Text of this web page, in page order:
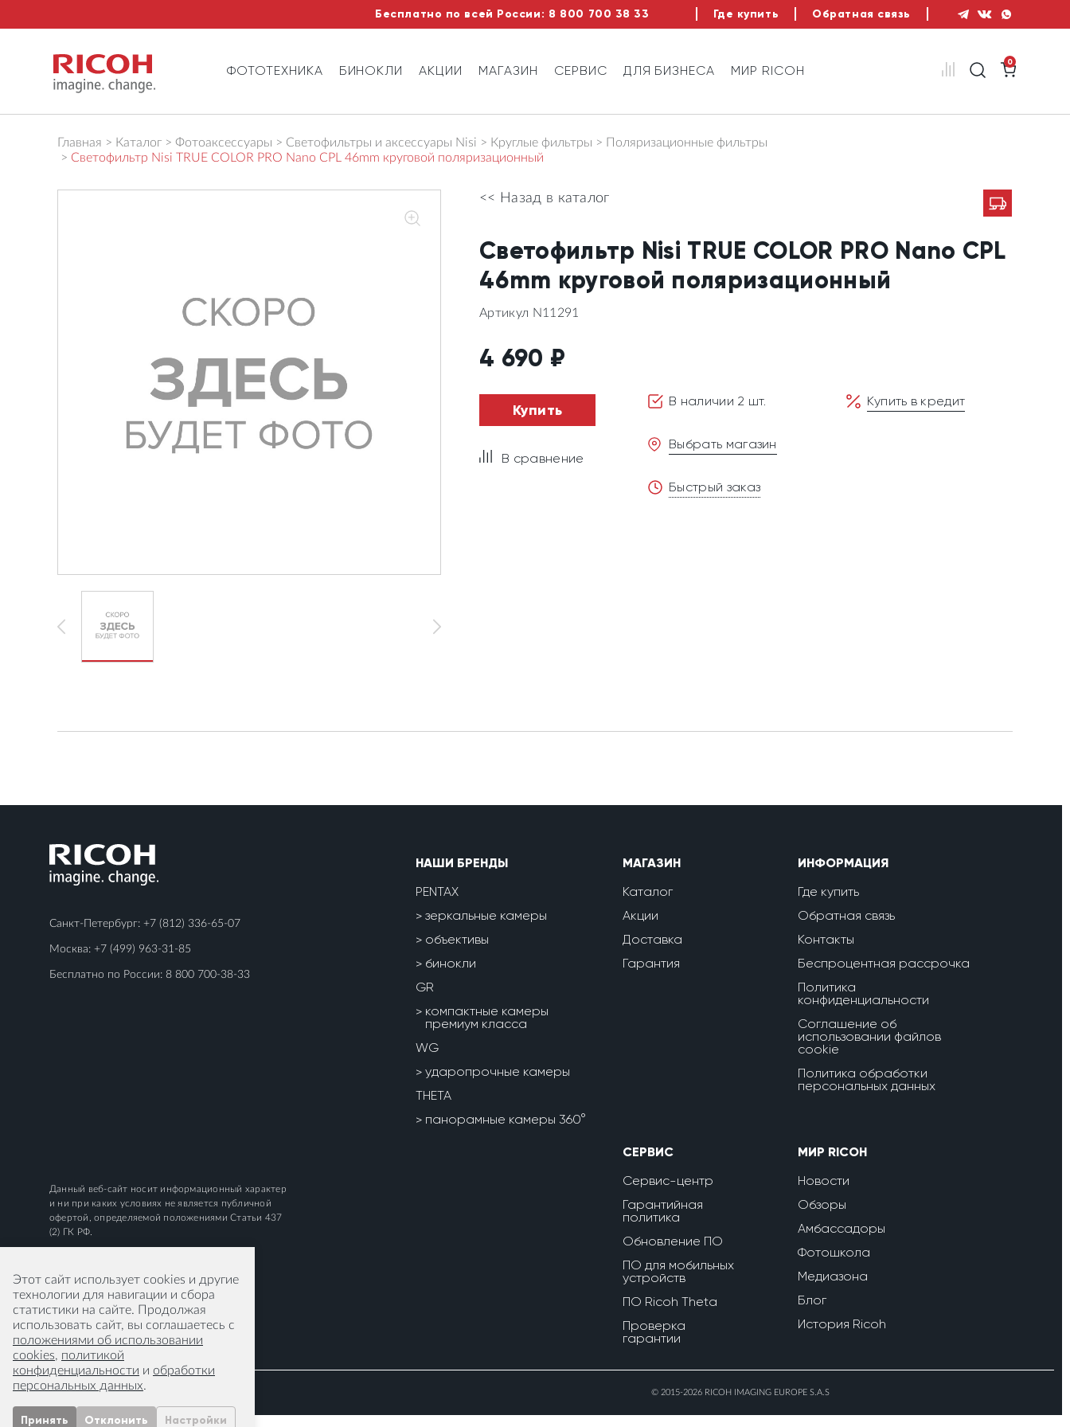
Бесплатно по всей России: 8 800 700 38 33 Где купить Обратная связь
ФОТОТЕХНИКА БИНОКЛИ АКЦИИ МАГАЗИН СЕРВИС ДЛЯ БИЗНЕСА МИР RICOH
0
Главная Каталог Фотоаксессуары Светофильтры и аксессуары Nisi Круглые фильтры
Поляризационные фильтры
Светофильтр Nisi TRUE COLOR PRO Nano CPL 46mm круговой поляризационный
<< Назад в каталог
Светофильтр Nisi TRUE COLOR PRO Nano CPL
46mm круговой поляризационный
Артикул N11291
4 690 ₽
Купить
В сравнение
В наличии 2 шт.
Выбрать магазин
Быстрый заказ
Купить в кредит
Санкт-Петербург: +7 (812) 336-65-07
Москва: +7 (499) 963-31-85
Бесплатно по России: 8 800 700-38-33
НАШИ БРЕНДЫ
PENTAX
зеркальные камеры
объективы
бинокли
GR
компактные камеры
премиум класса
WG
ударопрочные камеры
THETA
панорамные камеры 360°
МАГАЗИН
Каталог
Акции
Доставка
Гарантия
ИНФОРМАЦИЯ
Где купить
Обратная связь
Контакты
Беспроцентная рассрочка
Политика
конфиденциальности
Соглашение об
использовании файлов
cookie
Политика обработки
персональных данных
СЕРВИС
Сервис-центр
Гарантийная
политика
Обновление ПО
ПО для мобильных
устройств
ПО Ricoh Theta
Проверка
гарантии
МИР RICOH
Новости
Обзоры
Амбассадоры
Фотошкола
Медиазона
Блог
История Ricoh
Данный веб-сайт носит информационный характер
и ни при каких условиях не является публичной
офертой, определяемой положениями Статьи 437
(2) ГК РФ.
© 2015-2026 RICOH IMAGING EUROPE S.A.S
Этот сайт использует cookies и другие
технологии для навигации и сбора
статистики на сайте. Продолжая
использовать сайт, вы соглашаетесь с
положениями об использовании
cookies, политикой
конфиденциальности и обработки
персональных данных.
Принять Отклонить Настройки